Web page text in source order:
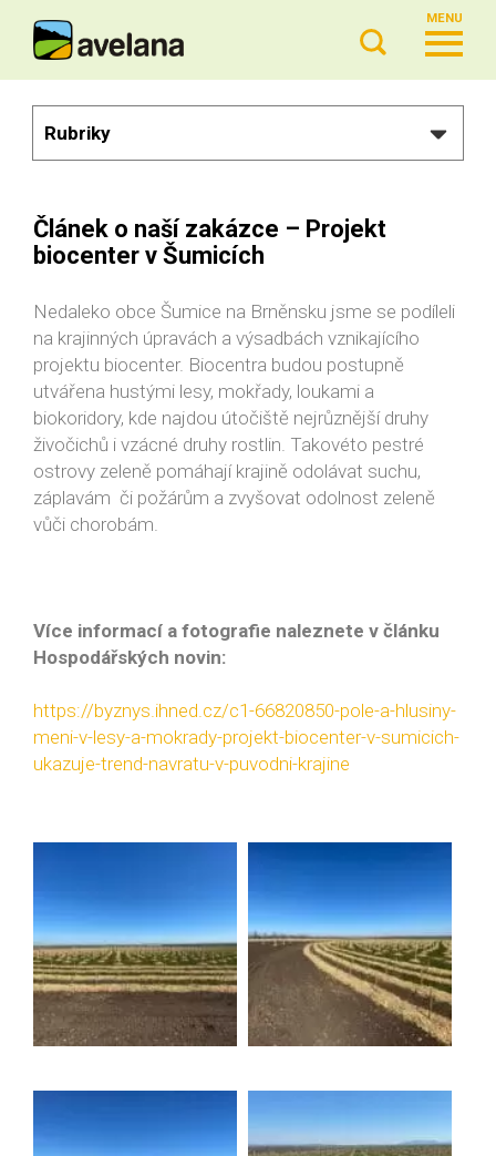
MENU
Článek o naší zakázce – Projekt
biocenter v Šumicích
Nedaleko obce Šumice na Brněnsku jsme se podíleli
na krajinných úpravách a výsadbách vznikajícího
projektu biocenter. Biocentra budou postupně
utvářena hustými lesy, mokřady, loukami a
biokoridory, kde najdou útočiště nejrůznější druhy
živočichů i vzácné druhy rostlin. Takovéto pestré
ostrovy zeleně pomáhají krajině odolávat suchu,
záplavám či požárům a zvyšovat odolnost zeleně
vůči chorobám.
Více informací a fotografie naleznete v článku
Hospodářských novin:
https://byznys.ihned.cz/c1-66820850-pole-a-hlusiny-
meni-v-lesy-a-mokrady-projekt-biocenter-v-sumicich-
ukazuje-trend-navratu-v-puvodni-krajine
Rubriky